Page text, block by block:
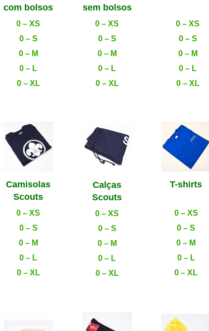
com bolsos
0 – XS
0 – S
0 – M
0 – L
0 – XL
sem bolsos
0 – XS
0 – S
0 – M
0 – L
0 – XL
0 – XS
0 – S
0 – M
0 – L
0 – XL
Camisolas
Scouts
0 – XS
0 – S
0 – M
0 – L
0 – XL
Calças
Scouts
0 – XS
0 – S
0 – M
0 – L
0 – XL
T-shirts
0 – XS
0 – S
0 – M
0 – L
0 – XL